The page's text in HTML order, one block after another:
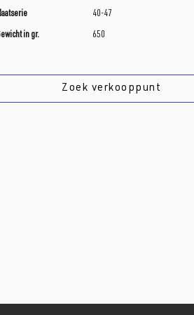
40-47
in gr. 650
Zoek verkooppunt